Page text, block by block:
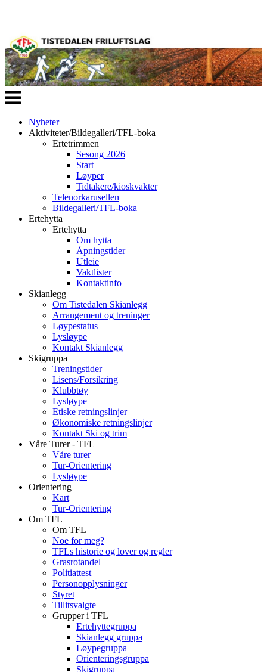
Veksle
navigasjon
Nyheter
Aktiviteter/Bildegalleri/TFL-boka
Ertetrimmen
Sesong 2026
Start
Løyper
Tidtakere/kioskvakter
Telenorkarusellen
Bildegalleri/TFL-boka
Ertehytta
Ertehytta
Om hytta
Åpningstider
Utleie
Vaktlister
Kontaktinfo
Skianlegg
Om Tistedalen Skianlegg
Arrangement og treninger
Løypestatus
Lysløype
Kontakt Skianlegg
Skigruppa
Treningstider
Lisens/Forsikring
Klubbtøy
Lysløype
Etiske retningslinjer
Økonomiske retningslinjer
Kontakt Ski og trim
Våre Turer - TFL
Våre turer
Tur-Orientering
Lysløype
Orientering
Kart
Tur-Orientering
Om TFL
Om TFL
Noe for meg?
TFLs historie og lover og regler
Grasrotandel
Politiattest
Personopplysninger
Styret
Tillitsvalgte
Grupper i TFL
Ertehyttegruppa
Skianlegg gruppa
Løypegruppa
Orienteringsgruppa
Skigruppa